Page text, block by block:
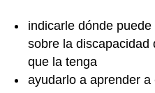
indicarle dónde
sobre la discapacidad
que la tenga
ayudarlo a aprender